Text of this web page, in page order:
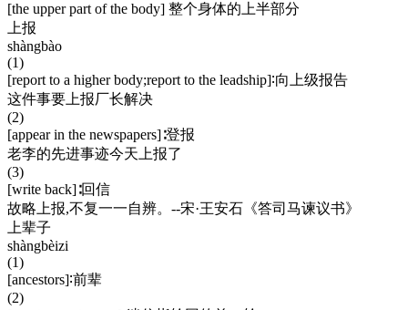
[the upper part of the body] 整个身体的上半部分
上报
shàngbào
(1)
[report to a higher body;report to the leadship]∶向上级报告
这件事要上报厂长解决
(2)
[appear in the newspapers]∶登报
老李的先进事迹今天上报了
(3)
[write back]∶回信
故略上报,不复一一自辨。--宋·王安石《答司马谏议书》
上辈子
shàngbèizi
(1)
[ancestors]∶前辈
(2)